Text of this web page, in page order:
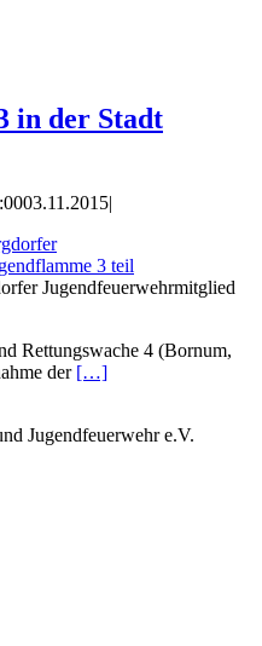
in der Stadt
03.11.2015|
Jugendfeuerwehrmitglied
Rettungswache 4 (Bornum,
der […]
Jugendfeuerwehr e.V.